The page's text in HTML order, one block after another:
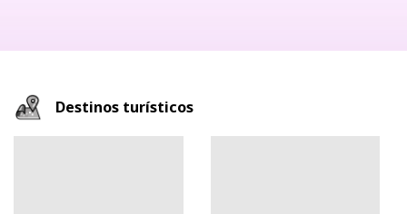
Destinos turísticos